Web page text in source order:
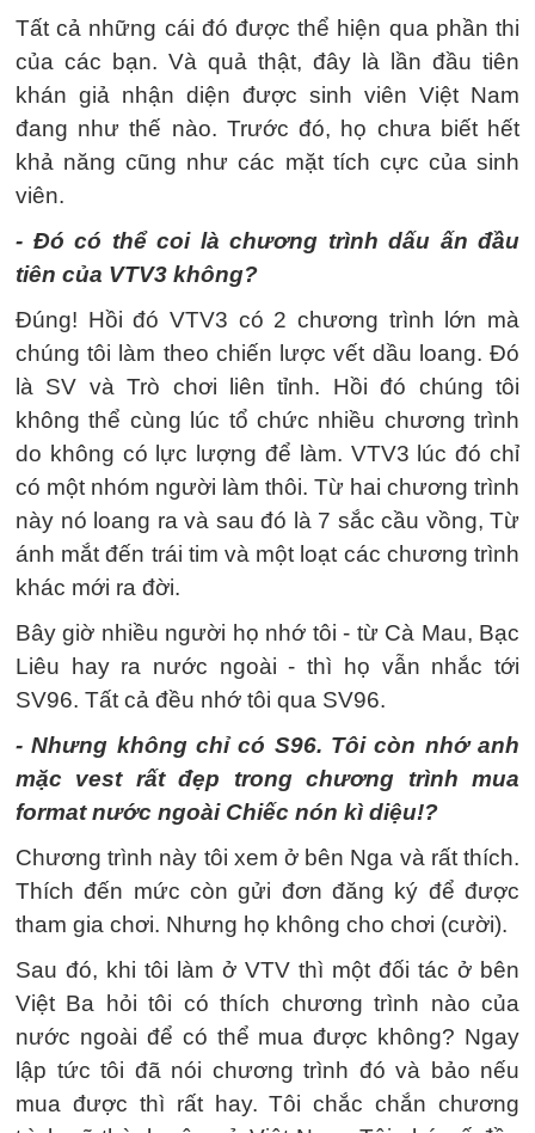
Tất cả những cái đó được thể hiện qua phần thi
của các bạn. Và quả thật, đây là lần đầu tiên
khán giả nhận diện được sinh viên Việt Nam
đang như thế nào. Trước đó, họ chưa biết hết
khả năng cũng như các mặt tích cực của sinh
viên.
- Đó có thể coi là chương trình dấu ấn đầu
tiên của VTV3 không?
Đúng! Hồi đó VTV3 có 2 chương trình lớn mà
chúng tôi làm theo chiến lược vết dầu loang. Đó
là SV và Trò chơi liên tỉnh. Hồi đó chúng tôi
không thể cùng lúc tổ chức nhiều chương trình
do không có lực lượng để làm. VTV3 lúc đó chỉ
có một nhóm người làm thôi. Từ hai chương trình
này nó loang ra và sau đó là 7 sắc cầu vồng, Từ
ánh mắt đến trái tim và một loạt các chương trình
khác mới ra đời.
Bây giờ nhiều người họ nhớ tôi - từ Cà Mau, Bạc
Liêu hay ra nước ngoài - thì họ vẫn nhắc tới
SV96. Tất cả đều nhớ tôi qua SV96.
- Nhưng không chỉ có S96. Tôi còn nhớ anh
mặc vest rất đẹp trong chương trình mua
format nước ngoài Chiếc nón kì diệu!?
Chương trình này tôi xem ở bên Nga và rất thích.
Thích đến mức còn gửi đơn đăng ký để được
tham gia chơi. Nhưng họ không cho chơi (cười).
Sau đó, khi tôi làm ở VTV thì một đối tác ở bên
Việt Ba hỏi tôi có thích chương trình nào của
nước ngoài để có thể mua được không? Ngay
lập tức tôi đã nói chương trình đó và bảo nếu
mua được thì rất hay. Tôi chắc chắn chương